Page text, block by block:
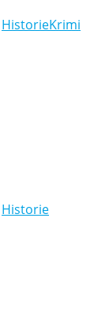
HistorieKrimi
Historie